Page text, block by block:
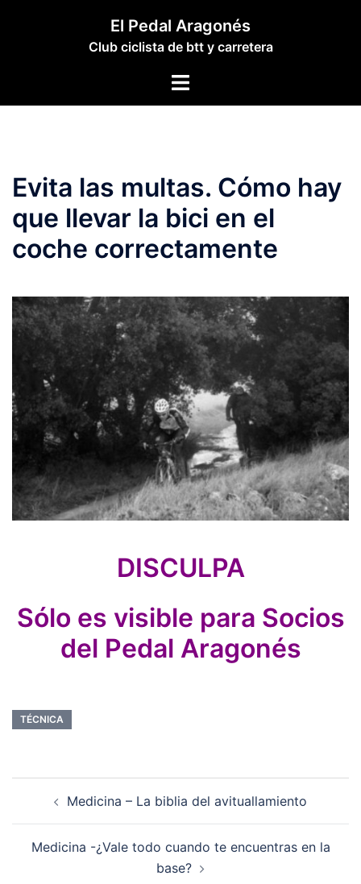
El Pedal Aragonés
Club ciclista de btt y carretera
Alternar
Evita las multas. Cómo hay
que llevar la bici en el
coche correctamente
DISCULPA
Sólo es visible para Socios
del Pedal Aragonés
TÉCNICA
Medicina – La biblia del avituallamiento
Medicina -¿Vale todo cuando te encuentras en la
base?